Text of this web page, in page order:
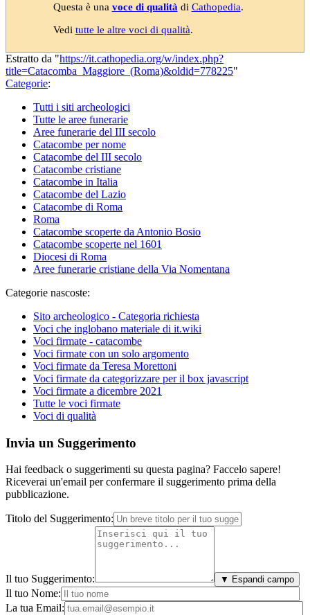
Questa è una voce di qualità di Cathopedia.
Vedi tutte le altre voci di qualità.
Estratto da "https://it.cathopedia.org/w/index.php?
title=Catacomba_Maggiore_(Roma)&oldid=778225"
Categorie:
Tutti i siti archeologici
Tutte le aree funerarie
Aree funerarie del III secolo
Catacombe per nome
Catacombe del III secolo
Catacombe cristiane
Catacombe in Italia
Catacombe del Lazio
Catacombe di Roma
Roma
Catacombe scoperte da Antonio Bosio
Catacombe scoperte nel 1601
Diocesi di Roma
Aree funerarie cristiane della Via Nomentana
Categorie nascoste:
Sito archeologico - Categoria richiesta
Voci che inglobano materiale di it.wiki
Voci firmate - catacombe
Voci firmate con un solo argomento
Voci firmate da Teresa Morettoni
Voci firmate da categorizzare per il box javascript
Voci firmate a dicembre 2021
Tutte le voci firmate
Voci di qualità
Invia un Suggerimento
Hai feedback o suggerimenti su questa pagina? Faccelo sapere!
Riceverai un'email per confermare il suggerimento prima della
pubblicazione.
Titolo del Suggerimento:
Il tuo Suggerimento: ▼ Espandi campo
Il tuo Nome:
La tua Email: